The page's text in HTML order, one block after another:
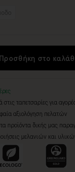
Προσθήκη στο
ταπετσαρίες για
αξιολόγηση πελατών
προϊόντα δικής μας
μελανιών και